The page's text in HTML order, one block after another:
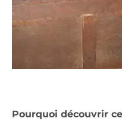
Pourquoi découvrir